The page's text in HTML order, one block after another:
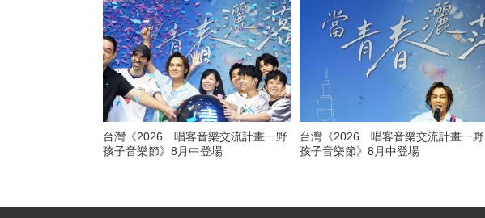
台灣《2026 唱客音樂交流計畫一野
孩子音樂節》8月中登場
台灣《2026 唱客音樂交流計畫一野
孩子音樂節》8月中登場